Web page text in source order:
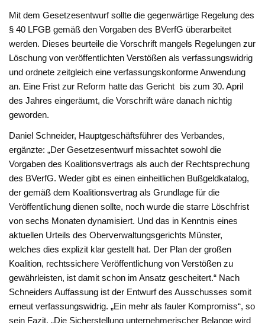
Mit dem Gesetzesentwurf sollte die gegenwärtige Regelung des
§ 40 LFGB gemäß den Vorgaben des BVerfG überarbeitet
werden. Dieses beurteile die Vorschrift mangels Regelungen zur
Löschung von veröffentlichten Verstößen als verfassungswidrig
und ordnete zeitgleich eine verfassungskonforme Anwendung
an. Eine Frist zur Reform hatte das Gericht bis zum 30. April
des Jahres eingeräumt, die Vorschrift wäre danach nichtig
geworden.
Daniel Schneider, Hauptgeschäftsführer des Verbandes,
ergänzte: „Der Gesetzesentwurf missachtet sowohl die
Vorgaben des Koalitionsvertrags als auch der Rechtsprechung
des BVerfG. Weder gibt es einen einheitlichen Bußgeldkatalog,
der gemäß dem Koalitionsvertrag als Grundlage für die
Veröffentlichung dienen sollte, noch wurde die starre Löschfrist
von sechs Monaten dynamisiert. Und das in Kenntnis eines
aktuellen Urteils des Oberverwaltungsgerichts Münster,
welches dies explizit klar gestellt hat. Der Plan der großen
Koalition, rechtssichere Veröffentlichung von Verstößen zu
gewährleisten, ist damit schon im Ansatz gescheitert.“ Nach
Schneiders Auffassung ist der Entwurf des Ausschusses somit
erneut verfassungswidrig. „Ein mehr als fauler Kompromiss“, so
sein Fazit. „Die Sicherstellung unternehmerischer Belange wird